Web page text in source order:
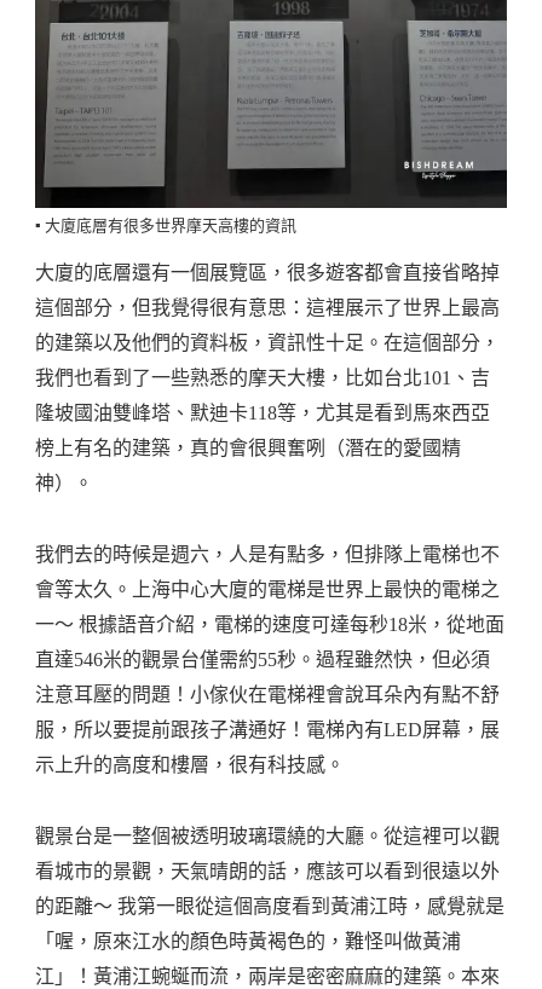
▪️ 大廈底層有很多世界摩天高樓的資訊
大廈的底層還有一個展覽區，很多遊客都會直接省略掉
這個部分，但我覺得很有意思：這裡展示了世界上最高
的建築以及他們的資料板，資訊性十足。在這個部分，
我們也看到了一些熟悉的摩天大樓，比如台北101、吉
隆坡國油雙峰塔、默迪卡118等，尤其是看到馬來西亞
榜上有名的建築，真的會很興奮咧（潛在的愛國精
神）。
我們去的時候是週六，人是有點多，但排隊上電梯也不
會等太久。上海中心大廈的電梯是世界上最快的電梯之
一～ 根據語音介紹，電梯的速度可達每秒18米，從地面
直達546米的觀景台僅需約55秒。過程雖然快，但必須
注意耳壓的問題！小傢伙在電梯裡會說耳朵內有點不舒
服，所以要提前跟孩子溝通好！電梯內有LED屏幕，展
示上升的高度和樓層，很有科技感。
觀景台是一整個被透明玻璃環繞的大廳。從這裡可以觀
看城市的景觀，天氣晴朗的話，應該可以看到很遠以外
的距離～ 我第一眼從這個高度看到黃浦江時，感覺就是
「喔，原來江水的顏色時黃褐色的，難怪叫做黃浦
江」！黃浦江蜿蜒而流，兩岸是密密麻麻的建築。本來